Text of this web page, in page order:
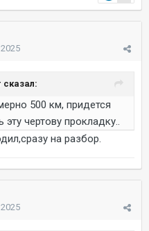
сказал:
500 км, придется
чертову прокладку..
на разбор.